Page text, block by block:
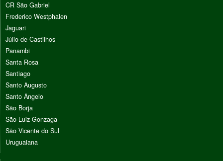
CR São Gabriel
Frederico Westphalen
Jaguari
Júlio de Castilhos
Panambi
Santa Rosa
Santiago
Santo Augusto
Santo Ângelo
São Borja
São Luiz Gonzaga
São Vicente do Sul
Uruguaiana